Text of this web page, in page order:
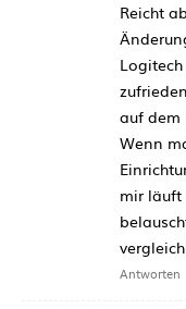
Reicht
auf dem
Wenn
mir läuft
Antworten